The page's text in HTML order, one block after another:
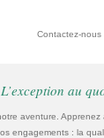
Contactez-nous
L’exception au
aventure.
engagements : la